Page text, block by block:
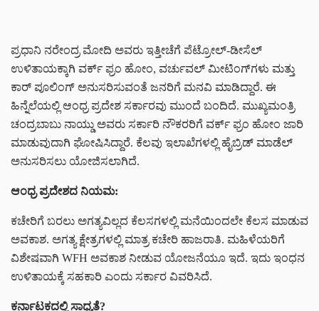
ಪ್ರಧಾನಿ ನರೇಂದ್ರ ಮೋದಿ ಅವರು ಇತ್ತೀಚೆಗೆ ಪೆಟ್ರೋಲ್-ಡೀಸೆಲ್
ಉಳಿತಾಯಕ್ಕಾಗಿ ವರ್ಕ್ ಫ್ರಂ ಹೋಂ, ವರ್ಚುವಲ್ ಮೀಟಿಂಗ್‌ಗಳು ಮತ್ತು
ಕಾರ್ ಪೂಲಿಂಗ್ ಅನುಸರಿಸುವಂತೆ ಜನರಿಗೆ ಮನವಿ ಮಾಡಿದ್ದಾರೆ. ಈ
ಹಿನ್ನೆಲೆಯಲ್ಲಿ ಆಂಧ್ರ ಪ್ರದೇಶ ಸರ್ಕಾರವು ಮುಂದೆ ಬಂದಿದೆ. ಮುಖ್ಯಮಂತ್ರಿ
ಚಂದ್ರಬಾಬು ನಾಯ್ಡು ಅವರು ಸರ್ಕಾರಿ ನೌಕರರಿಗೆ ವರ್ಕ್ ಫ್ರಂ ಹೋಂ ಜಾರಿ
ಮಾಡುವುದಾಗಿ ಘೋಷಿಸಿದ್ದಾರೆ. ಕೆಲವು ಇಲಾಖೆಗಳಲ್ಲಿ ಹೈಬ್ರಿಡ್ ಮಾಡೆಲ್
ಅನುಸರಿಸಲು ಯೋಜಿಸಲಾಗಿದೆ.
ಆಂಧ್ರಪ್ರದೇಶದ ನಿಯಮ:
ಕಚೇರಿಗೆ ಬರಲು ಅಗತ್ಯವಿಲ್ಲದ ಕೆಲಸಗಳಲ್ಲಿ ಮನೆಯಿಂದಲೇ ಕೆಲಸ ಮಾಡುವ
ಅವಕಾಶ. ಅಗತ್ಯ ಕ್ಷೇತ್ರಗಳಲ್ಲಿ ಮಾತ್ರ ಕಚೇರಿ ಹಾಜರಾತಿ. ಮಹಿಳೆಯರಿಗೆ
ವಿಶೇಷವಾಗಿ WFH ಅವಕಾಶ ನೀಡುವ ಯೋಜನೆಯೂ ಇದೆ. ಇದು ಇಂಧನ
ಉಳಿತಾಯಕ್ಕೆ ಸಹಕಾರಿ ಎಂದು ಸರ್ಕಾರ ವಿವರಿಸಿದೆ.
ಕರ್ನಾಟಕದಲ್ಲಿ ಸಾಧ್ಯತೆ?